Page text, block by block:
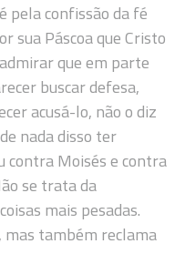
pela confissão da fé
sua Páscoa que Cristo
que em parte
buscar defesa,
acusá-lo, não o diz
nada disso ter
contra Moisés e contra
se trata da
mais pesadas.
mas também reclama